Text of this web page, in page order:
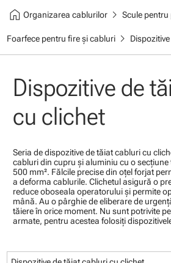
home Organizarea cablurilorchevron_right Scule
Foarfece pentru fire și cablurichevron_right
Dispozitive de
cu clichet
Seria de dispozitive de tăiat cabluri cu
cabluri din cupru şi aluminiu cu o
500 mm². Fălcile precise din oţel forjat
a deforma cablurile. Clichetul asigură o
reduce oboseala operatorului şi permite
mână. Au o pârghie de eliberare de
tăiere în orice moment. Nu sunt potrivite
armate, pentru acestea folosiţi